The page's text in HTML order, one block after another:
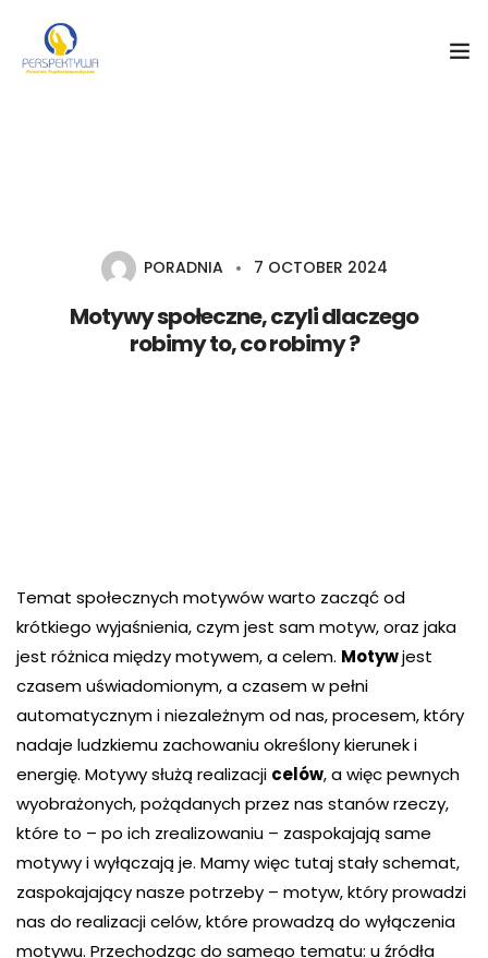
PORADNIA 7 OCTOBER 2024
Motywy społeczne, czyli dlaczego
robimy to, co robimy ?
Temat społecznych motywów warto zacząć od
krótkiego wyjaśnienia, czym jest sam motyw, oraz jaka
jest różnica między motywem, a celem. Motywjest
czasem uświadomionym, a czasem w pełni
automatycznym i niezależnym od nas, procesem, który
nadaje ludzkiemu zachowaniu określony kierunek i
energię. Motywy służą realizacji celów, a więc pewnych
wyobrażonych, pożądanych przez nas stanów rzeczy,
które to – po ich zrealizowaniu – zaspokajają same
motywy i wyłączają je. Mamy więc tutaj stały schemat,
zaspokajający nasze potrzeby – motyw, który prowadzi
nas do realizacji celów, które prowadzą do wyłączenia
motywu. Przechodząc do samego tematu: u źródła